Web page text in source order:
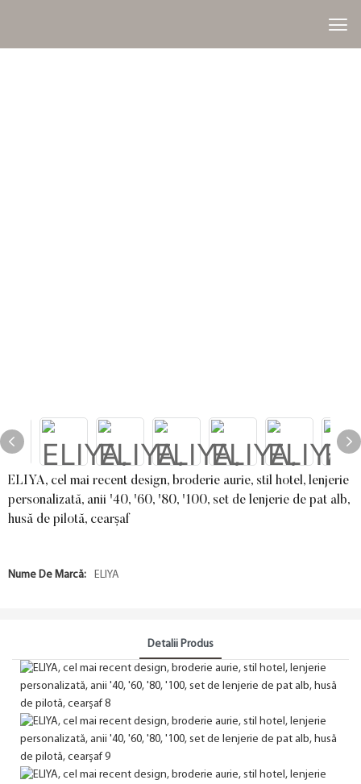
ELIYA, cel mai recent design, broderie aurie, stil hotel, lenjerie
personalizată, anii '40, '60, '80, '100, set de lenjerie de pat alb,
husă de pilotă, cearșaf
Nume De Marcă: ELIYA
Detalii Produs